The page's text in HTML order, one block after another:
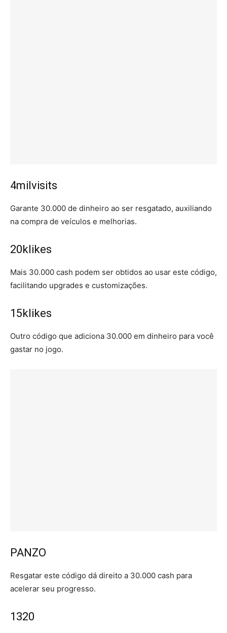
4milvisits
Garante 30.000 de dinheiro ao ser resgatado, auxiliando
na compra de veículos e melhorias.
20klikes
Mais 30.000 cash podem ser obtidos ao usar este código,
facilitando upgrades e customizações.
15klikes
Outro código que adiciona 30.000 em dinheiro para você
gastar no jogo.
PANZO
Resgatar este código dá direito a 30.000 cash para
acelerar seu progresso.
1320